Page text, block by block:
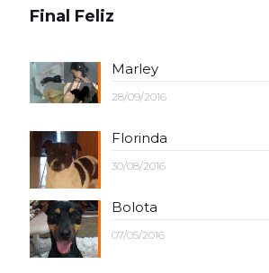
Final Feliz
Marley
28/09/2016
Florinda
30/08/2016
Bolota
07/05/2016